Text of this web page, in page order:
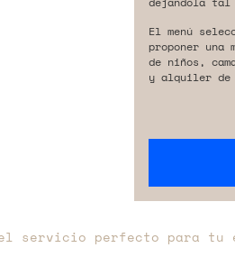
El menú
proponer una
de niños,
y alquiler de
el servicio perfecto para tu